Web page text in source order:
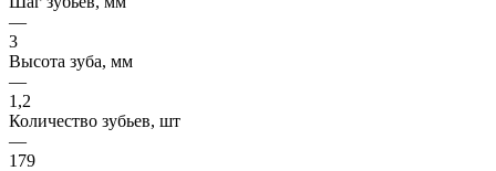
—
3
Высота зуба, мм
—
1,2
Количество зубьев, шт
—
179